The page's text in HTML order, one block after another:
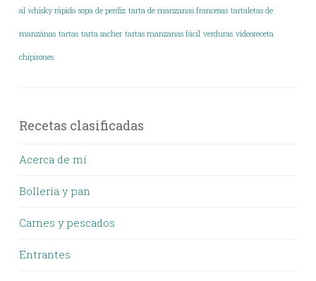
al whisky rápido sopa de perdiz tarta de manzanas francesas tartaletas de
manzánas tartas tarta sacher tartas manzanas fácil verduras vídeoreceta
chipirones
Recetas clasificadas
Acerca de mí
Bollería y pan
Carnes y pescados
Entrantes